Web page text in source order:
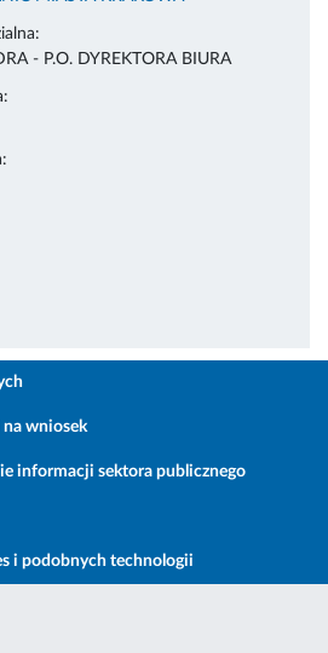
- P.O. DYREKTORA BIURA
wniosek
informacji sektora publicznego
i podobnych technologii